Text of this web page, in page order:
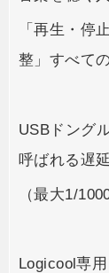
「再生・停
整」すべて
USBドング
呼ばれる遅
（最大1/
Logicool専